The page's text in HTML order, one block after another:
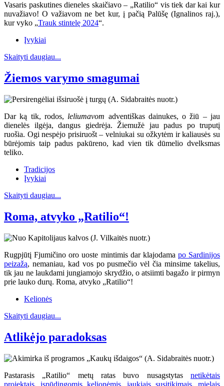
Vasaris paskutines dieneles skaičiavo – „Ratilio“ vis tiek dar kai kur
nuvažiavo! O važiavom ne bet kur, į pačią Palūšę (Ignalinos raj.),
kur vyko „Trauk stintelę 2024“.
Įvykiai
Skaityti daugiau...
Žiemos varymo smagumai
Dar ką tik, rodos, leliumavom adventiškas dainukes, o žiū – jau
dienelės ilgėja, dangus giedrėja. Žiemužė jau padus po truputį
ruošia. Ogi nespėjo prisiruošt – velniukai su ožkytėm ir kaliausės su
būrėjomis taip padus pakūreno, kad vien tik dūmelio dvelksmas
teliko.
Tradicijos
Įvykiai
Skaityti daugiau...
Roma, atvyko „Ratilio“!
Rugpjūtį Fjumičino oro uoste mintimis dar klajodama po Sardinijos
peizažą, nemaniau, kad vos po pusmečio vėl čia minsime takelius,
tik jau ne laukdami jungiamojo skrydžio, o atsiimti bagažo ir pirmyn
prie lauko durų. Roma, atvyko „Ratilio“!
Kelionės
Skaityti daugiau...
Atlikėjo paradoksas
Pastarasis „Ratilio“ metų ratas buvo nusagstytas netikėtais
projektais,įspūdingomis kelionėmis,jaukiais susitikimais,mielais